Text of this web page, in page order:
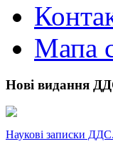
Мапа
Нові видання
Наукові записки